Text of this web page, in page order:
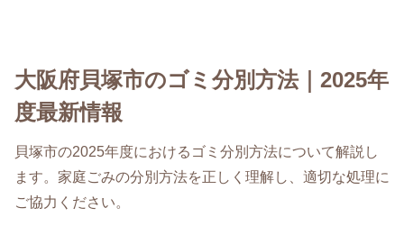
大阪府貝塚市のゴミ分別方法｜2025年
度最新情報
貝塚市の2025年度におけるゴミ分別方法について解説し
ます。家庭ごみの分別方法を正しく理解し、適切な処理に
ご協力ください。